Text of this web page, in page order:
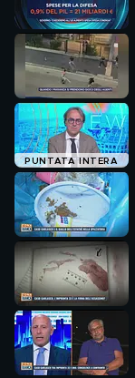
PUNTATA INTERA